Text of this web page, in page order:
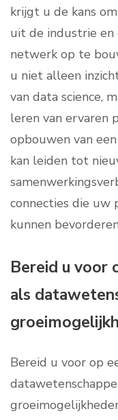
krijgt u de kans
uit de industrie en
netwerk op te
u niet alleen
van data science,
leren van ervaren
opbouwen van
kan leiden tot
connecties die uw
kunnen
Bereid u voor
als
Bereid u voor op